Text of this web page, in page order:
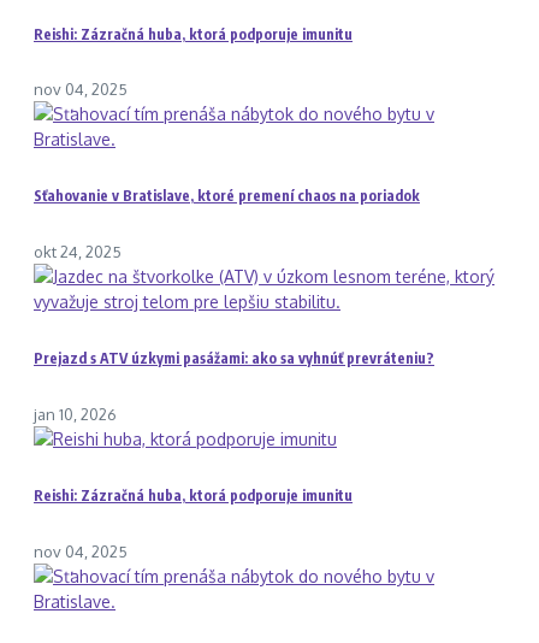
Reishi: Zázračná huba, ktorá podporuje imunitu
nov 04, 2025
Sťahovanie v Bratislave, ktoré premení chaos na poriadok
okt 24, 2025
Prejazd s ATV úzkymi pasážami: ako sa vyhnúť prevráteniu?
jan 10, 2026
Reishi: Zázračná huba, ktorá podporuje imunitu
nov 04, 2025